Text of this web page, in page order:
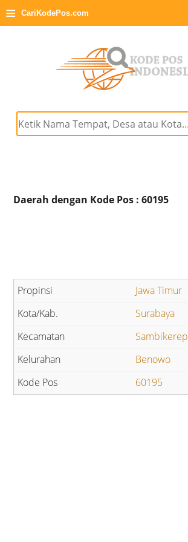
≡ CariKodePos.com
Daerah dengan Kode Pos : 60195
Jawa Timur
Surabaya
Sambikerep
Benowo
60195